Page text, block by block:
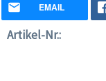
EMAIL
Artikel-Nr.: